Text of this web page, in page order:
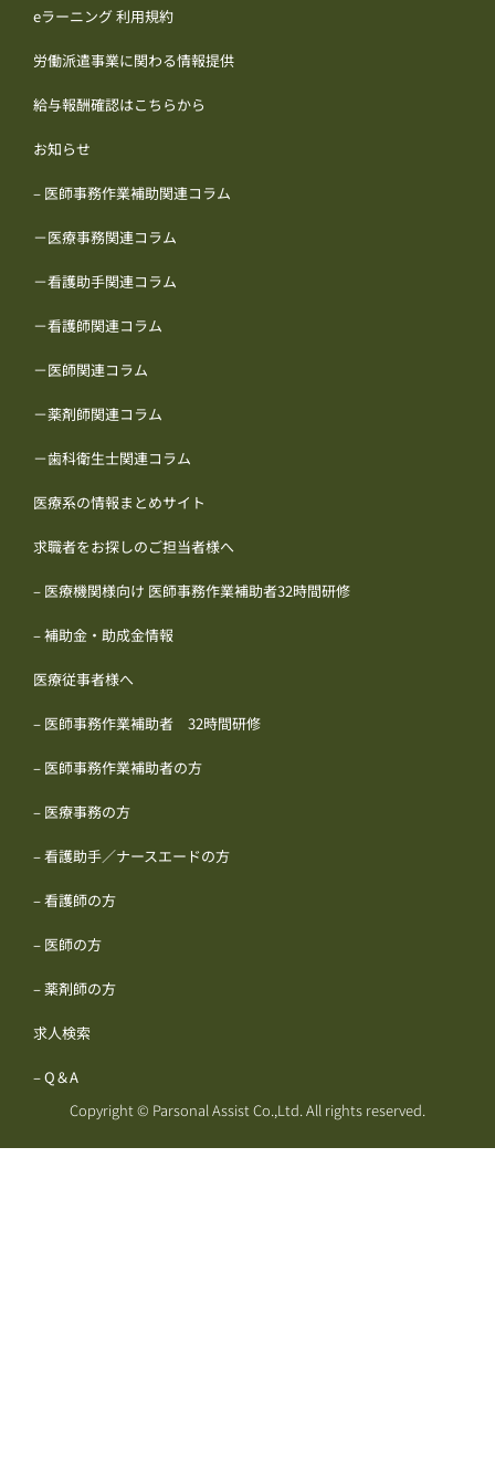
eラーニング 利用規約
労働派遣事業に関わる情報提供
給与報酬確認はこちらから
お知らせ
– 医師事務作業補助関連コラム
－医療事務関連コラム
－看護助手関連コラム
－看護師関連コラム
－医師関連コラム
－薬剤師関連コラム
－歯科衛生士関連コラム
医療系の情報まとめサイト
求職者をお探しのご担当者様へ
– 医療機関様向け 医師事務作業補助者32時間研修
– 補助金・助成金情報
医療従事者様へ
– 医師事務作業補助者 32時間研修
– 医師事務作業補助者の方
– 医療事務の方
– 看護助手／ナースエードの方
– 看護師の方
– 医師の方
– 薬剤師の方
求人検索
– Q＆A
Copyright © Parsonal Assist Co.,Ltd. All rights reserved.